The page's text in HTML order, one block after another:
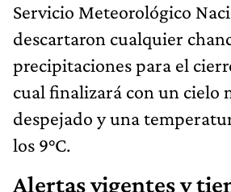
Servicio Meteorológico
descartaron cualquier
precipitaciones para el
cual finalizará con un cielo
despejado y una
los 9°C.
Alertas vigentes y